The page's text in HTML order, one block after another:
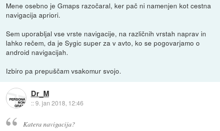
Mene osebno je Gmaps razočaral, ker pač ni namenjen kot cestna
navigacija apriori.
Sem uporabljal vse vrste navigacije, na različnih vrstah naprav in
lahko rečem, da je Sygic super za v avto, ko se pogovarjamo o
android navigacijah.
Izbiro pa prepuščam vsakomur svojo.
Dr_M
::9. jan 2018, 12:46
Katera navigacija?